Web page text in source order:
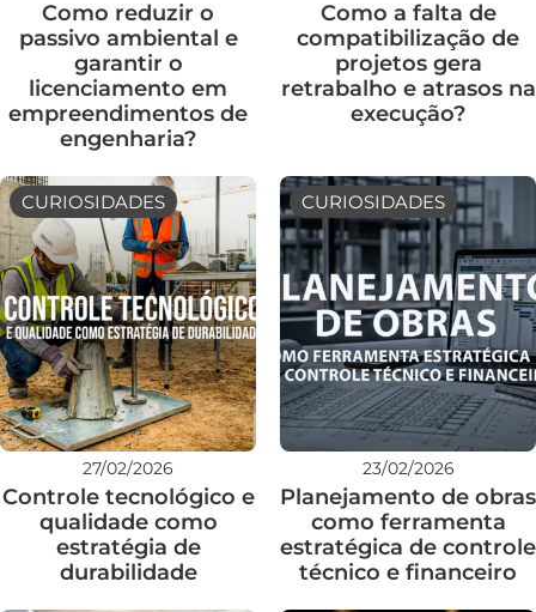
Como reduzir o
passivo ambiental e
garantir o
licenciamento em
empreendimentos de
engenharia?
Como a falta de
compatibilização de
projetos gera
retrabalho e atrasos na
execução?
CURIOSIDADES
27/02/2026
Controle tecnológico e
qualidade como
estratégia de
durabilidade
CURIOSIDADES
23/02/2026
Planejamento de obras
como ferramenta
estratégica de controle
técnico e financeiro